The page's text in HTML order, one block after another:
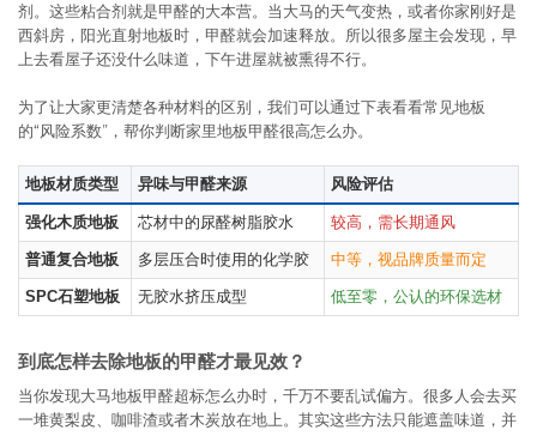
剂。这些粘合剂就是甲醛的大本营。当大马的天气变热，或者你家刚好是
西斜房，阳光直射地板时，甲醛就会加速释放。所以很多屋主会发现，早
上去看屋子还没什么味道，下午进屋就被熏得不行。
为了让大家更清楚各种材料的区别，我们可以通过下表看看常见地板
的“风险系数”，帮你判断家里地板甲醛很高怎么办。
地板材质类型 异味与甲醛来源 风险评估
强化木质地板 芯材中的尿醛树脂胶水 较高，需长期通风
普通复合地板 多层压合时使用的化学胶 中等，视品牌质量而定
SPC石塑地板 无胶水挤压成型 低至零，公认的环保选材
到底怎样去除地板的甲醛才最见效？
当你发现大马地板甲醛超标怎么办时，千万不要乱试偏方。很多人会去买
一堆黄梨皮、咖啡渣或者木炭放在地上。其实这些方法只能遮盖味道，并